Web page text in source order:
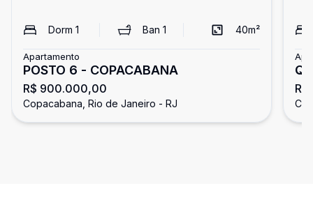
Dorm 1 Ban 1 40m²
Apartamento
POSTO 6 - COPACABANA
R$ 900.000,00
Copacabana, Rio de Janeiro - RJ